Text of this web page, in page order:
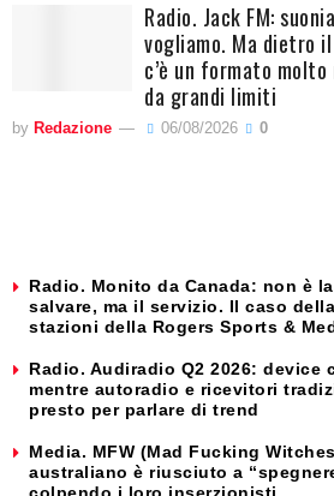
Radio. Jack FM:
vogliamo. Ma dietro
c’è un formato
da grandi limiti
by Redazione 06/08/2026 0
Radio. Monito da Canada: non è
salvare, ma il servizio. Il caso
stazioni della Rogers Sports &
Radio. Audiradio Q2 2026: device
mentre autoradio e ricevitori
presto per parlare di trend
Media. MFW (Mad Fucking
australiano è riusciuto a